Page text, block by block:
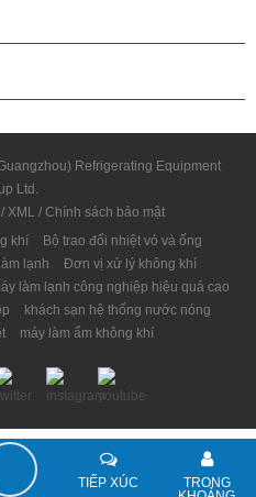
Refrigerating Equipment
Ltd.
/ XML / Chính sách bảo mật
khí
Bộ trao đổi nhiệt vỏ và ống
lạnh
Đơn vị xử lý không khí
làm lạnh công nghiệp hiệu quả cao
khách sạn hệ thống nước nóng
máy làm ẩm không khí
TRONG
TIẾP XÚC